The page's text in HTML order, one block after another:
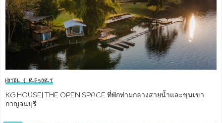
HOTEL & RESORT
KG HOUSE| THE OPEN SPACE ที่พักท่ามกลางสายน้ำและขุนเขา
กาญจนบุรี